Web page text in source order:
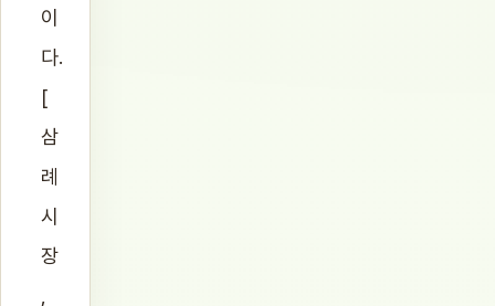
이
다.
[
삼
례
시
장